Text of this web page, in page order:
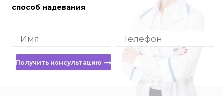
способ надевания
Получить консультацию